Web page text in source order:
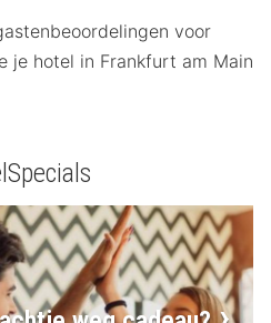
voor
je hotel in Frankfurt am Main